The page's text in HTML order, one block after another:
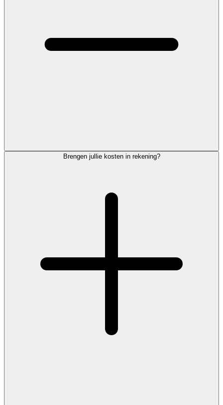
Brengen jullie kosten in rekening?